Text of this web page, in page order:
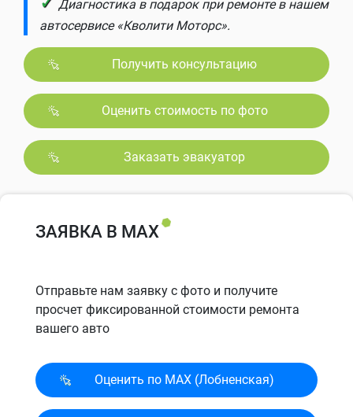
Диагностика в подарок при ремонте в нашем
автосервисе «Кволити Моторс».
Получить консультацию
Оценить стоимость по фото
Заказать эвакуатор
ЗАЯВКА В MAX
Отправьте нам заявку с фото и получите
просчет фиксированной стоимости ремонта
вашего авто
Оценить по MAX (Лобненская)